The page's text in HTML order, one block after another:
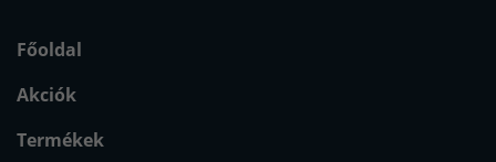
Főoldal
Akciók
Termékek